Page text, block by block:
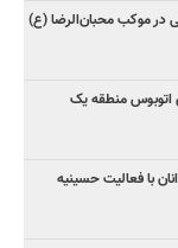
در موکب محبان‌الرضا (ع)
اتوبوس منطقه یک
با فعالیت حسینیه